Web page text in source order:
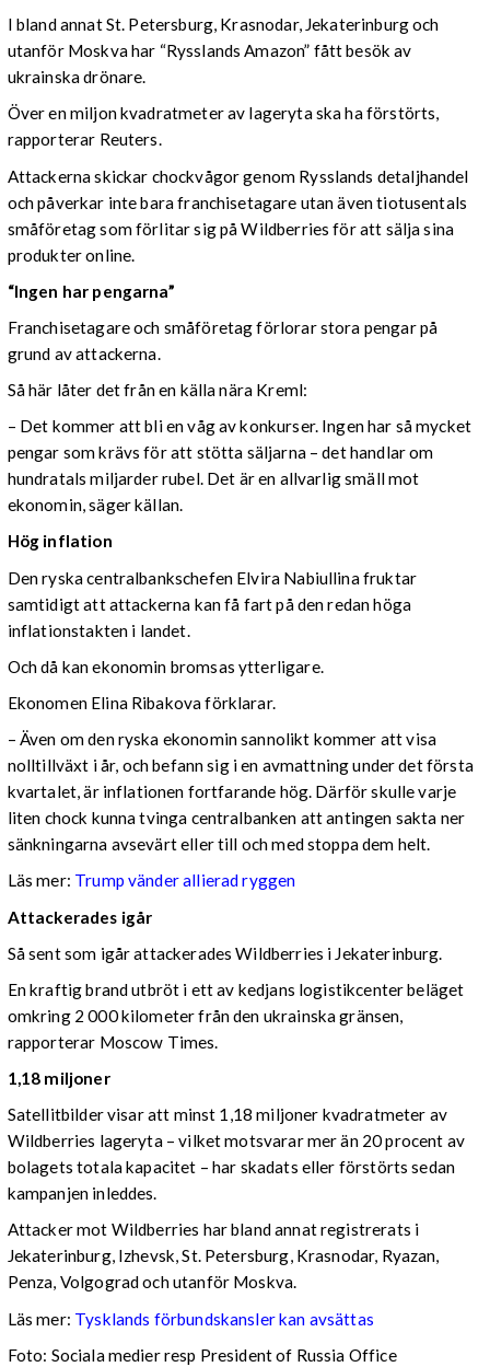
I bland annat St. Petersburg, Krasnodar, Jekaterinburg och
utanför Moskva har “Rysslands Amazon” fått besök av
ukrainska drönare.
Över en miljon kvadratmeter av lageryta ska ha förstörts,
rapporterar Reuters.
Attackerna skickar chockvågor genom Rysslands detaljhandel
och påverkar inte bara franchisetagare utan även tiotusentals
småföretag som förlitar sig på Wildberries för att sälja sina
produkter online.
“Ingen har pengarna”
Franchisetagare och småföretag förlorar stora pengar på
grund av attackerna.
Så här låter det från en källa nära Kreml:
– Det kommer att bli en våg av konkurser. Ingen har så mycket
pengar som krävs för att stötta säljarna – det handlar om
hundratals miljarder rubel. Det är en allvarlig smäll mot
ekonomin, säger källan.
Hög inflation
Den ryska centralbankschefen Elvira Nabiullina fruktar
samtidigt att attackerna kan få fart på den redan höga
inflationstakten i landet.
Och då kan ekonomin bromsas ytterligare.
Ekonomen Elina Ribakova förklarar.
– Även om den ryska ekonomin sannolikt kommer att visa
nolltillväxt i år, och befann sig i en avmattning under det första
kvartalet, är inflationen fortfarande hög. Därför skulle varje
liten chock kunna tvinga centralbanken att antingen sakta ner
sänkningarna avsevärt eller till och med stoppa dem helt.
Läs mer: Trump vänder allierad ryggen
Attackerades igår
Så sent som igår attackerades Wildberries i Jekaterinburg.
En kraftig brand utbröt i ett av kedjans logistikcenter beläget
omkring 2 000 kilometer från den ukrainska gränsen,
rapporterar Moscow Times.
1,18 miljoner
Satellitbilder visar att minst 1,18 miljoner kvadratmeter av
Wildberries lageryta – vilket motsvarar mer än 20 procent av
bolagets totala kapacitet – har skadats eller förstörts sedan
kampanjen inleddes.
Attacker mot Wildberries har bland annat registrerats i
Jekaterinburg, Izhevsk, St. Petersburg, Krasnodar, Ryazan,
Penza, Volgograd och utanför Moskva.
Läs mer: Tysklands förbundskansler kan avsättas
Foto: Sociala medier resp President of Russia Office